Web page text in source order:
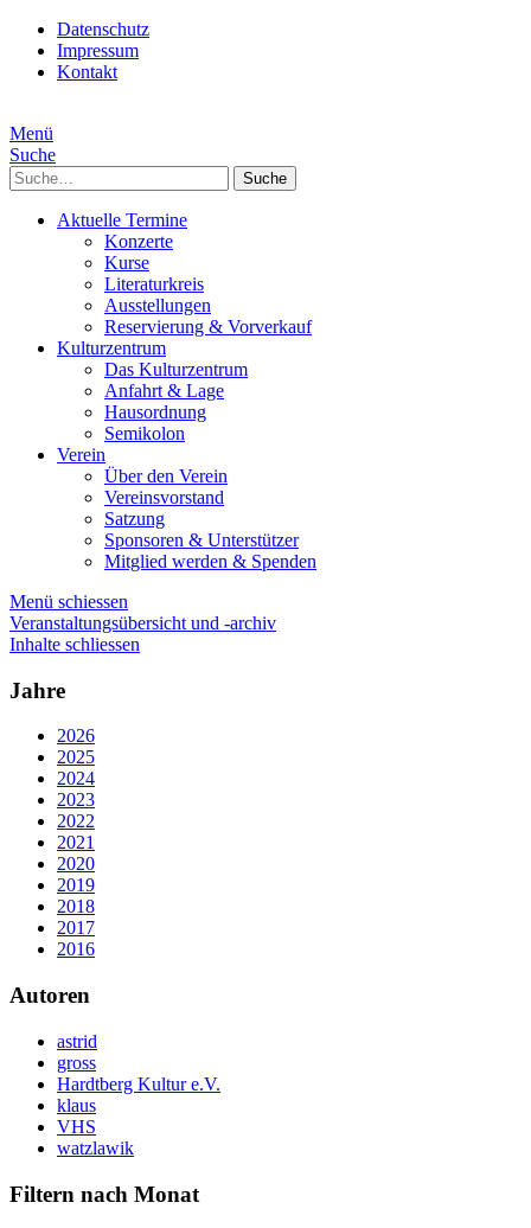
Datenschutz
Impressum
Kontakt
Menü
Suche
Suche
Aktuelle Termine
Konzerte
Kurse
Literaturkreis
Ausstellungen
Reservierung & Vorverkauf
Kulturzentrum
Das Kulturzentrum
Anfahrt & Lage
Hausordnung
Semikolon
Verein
Über den Verein
Vereinsvorstand
Satzung
Sponsoren & Unterstützer
Mitglied werden & Spenden
Menü schiessen
Veranstaltungsübersicht und -archiv
Inhalte schliessen
Jahre
2026
2025
2024
2023
2022
2021
2020
2019
2018
2017
2016
Autoren
astrid
gross
Hardtberg Kultur e.V.
klaus
VHS
watzlawik
Filtern nach Monat